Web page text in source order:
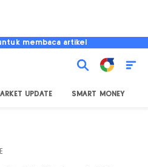
membaca artikel
UPDATE SMART MONEY